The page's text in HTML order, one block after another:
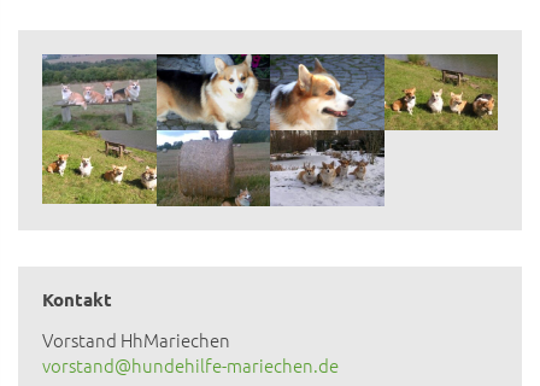
Kontakt
Vorstand HhMariechen
vorstand@hundehilfe-mariechen.de